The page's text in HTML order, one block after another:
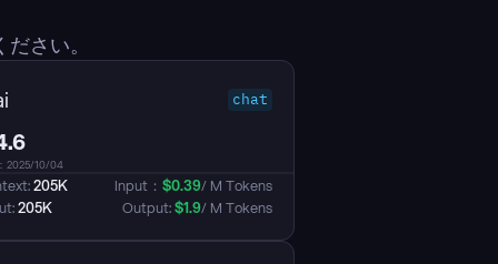
さい。
chat
2025/10/04
205K
205K
Input： $0.39/ M Tokens
Output: $1.9/ M Tokens